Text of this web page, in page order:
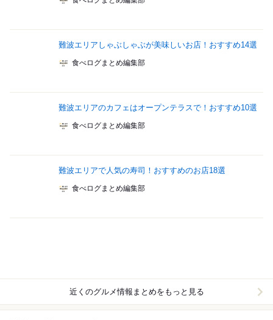
難波エリアしゃぶしゃぶが美味しいお店！おすすめ14選
食べログまとめ編集部
難波エリアのカフェはオープンテラスで！おすすめ10選
食べログまとめ編集部
難波エリアで人気の寿司！おすすめのお店18選
食べログまとめ編集部
近くのグルメ情報まとめをもっと見る